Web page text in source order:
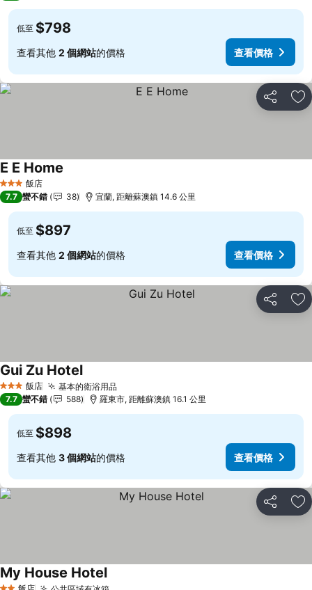
低至 $798
查看其他 2 個網站的價格 查看價格
分享 加
3 星級 飯店
E E Home
7.7 蠻不錯 38 宜蘭, 距離蘇澳鎮 14.6 公里
低至 $897
查看其他 2 個網站的價格 查看價格
分享 加
3 星級 飯店 基本的衛浴用品查看價格
Gui Zu Hotel查看價格
7.7 蠻不錯 588 羅東市, 距離蘇澳鎮 16.1 公里
低至 $898
查看其他 3 個網站的價格 查看價格
分享 加
飯店
My House Hotel查看價格